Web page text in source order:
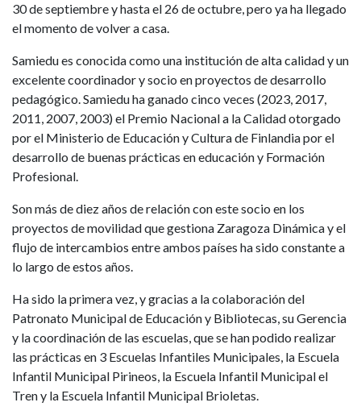
30 de septiembre y hasta el 26 de octubre, pero ya ha llegado
el momento de volver a casa.
Samiedu es conocida como una institución de alta calidad y un
excelente coordinador y socio en proyectos de desarrollo
pedagógico. Samiedu ha ganado cinco veces (2023, 2017,
2011, 2007, 2003) el Premio Nacional a la Calidad otorgado
por el Ministerio de Educación y Cultura de Finlandia por el
desarrollo de buenas prácticas en educación y Formación
Profesional.
Son más de diez años de relación con este socio en los
proyectos de movilidad que gestiona Zaragoza Dinámica y el
flujo de intercambios entre ambos países ha sido constante a
lo largo de estos años.
Ha sido la primera vez, y gracias a la colaboración del
Patronato Municipal de Educación y Bibliotecas, su Gerencia
y la coordinación de las escuelas, que se han podido realizar
las prácticas en 3 Escuelas Infantiles Municipales, la Escuela
Infantil Municipal Pirineos, la Escuela Infantil Municipal el
Tren y la Escuela Infantil Municipal Brioletas.